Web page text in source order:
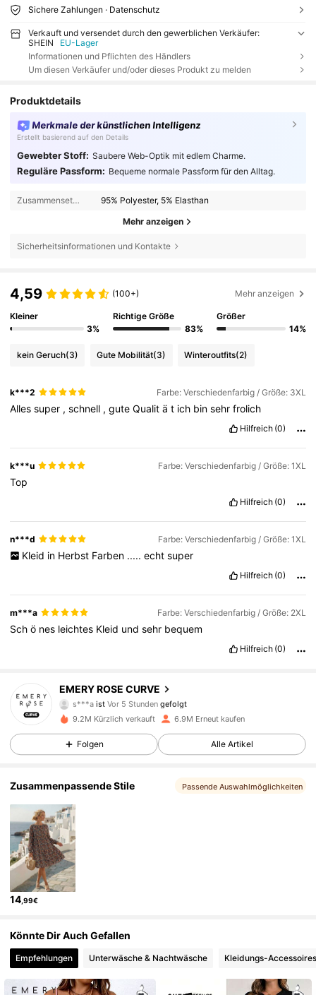
Sichere Zahlungen · Datenschutz
Verkauft und versendet durch den gewerblichen Verkäufer:
SHEIN
EU-Lager
Informationen und Pflichten des Händlers
Um diesen Verkäufer und/oder dieses Produkt zu melden
Produktdetails
Merkmale der künstlichen Intelligenz
Erstellt basierend auf den Details
Gewebter Stoff: Saubere Web-Optik mit edlem Charme.
Reguläre Passform: Bequeme normale Passform für den Alltag.
Zusammensetzung: 95% Polyester, 5% Elasthan
Mehr anzeigen
Sicherheitsinformationen und Kontakte
4,59 (100+) Mehr anzeigen
Kleiner
3%
Richtige Größe
83%
Größer
14%
kein Geruch(3) Gute Mobilität(3) Winteroutfits(2)
k***2 Farbe: Verschiedenfarbig / Größe: 3XL
Allessuper ,schnell ,guteQualität ich binsehrfrolich
Hilfreich (0)
k***u Farbe: Verschiedenfarbig / Größe: 1XL
Top
Hilfreich (0)
n***d Farbe: Verschiedenfarbig / Größe: 1XL
Kleid in Herbst Farben ..... echt super
Hilfreich (0)
m***a Farbe: Verschiedenfarbig / Größe: 2XL
Schö nes leichtes Kleid undsehr bequem
Hilfreich (0)
EMERY ROSE CURVE
c***yist am Durchsuchen
4,81
1M Follower
4,81
4,81
4,81 1M Follower
9.2M Kürzlich verkauft 6.9M Erneut kaufen
Folgen Alle Artikel
Zusammenpassende Stile Passende Auswahlmöglichkeiten
14 ,99€
Könnte Dir Auch Gefallen
Empfehlungen Unterwäsche & Nachtwäsche Kleidungs-Accessoires